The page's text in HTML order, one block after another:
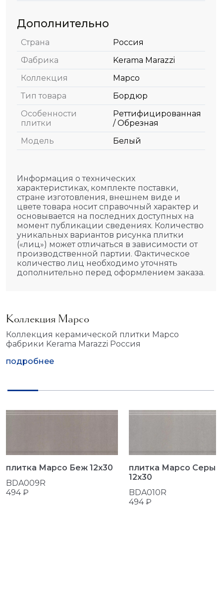
Дополнительно
Страна
Россия
Фабрика
Kerama Marazzi
Коллекция
Марсо
Тип товара
Бордюр
Особенности
плитки
Реттифицированная
/ Обрезная
Модель
Белый
Информация о технических
характеристиках, комплекте поставки,
стране изготовления, внешнем виде и
цвете товара носит справочный характер и
основывается на последних доступных на
момент публикации сведениях. Количество
уникальных вариантов рисунка плитки
(«лиц») может отличаться в зависимости от
производственной партии. Фактическое
количество лиц необходимо уточнять
дополнительно перед оформлением заказа.
Коллекция Марсо
Коллекция керамической плитки Марсо
фабрики Kerama Marazzi Россия
подробнее
плитка Марсо Беж 12x30
BDA009R
494 ₽
плитка Марсо Серый
12x30
BDA010R
494 ₽